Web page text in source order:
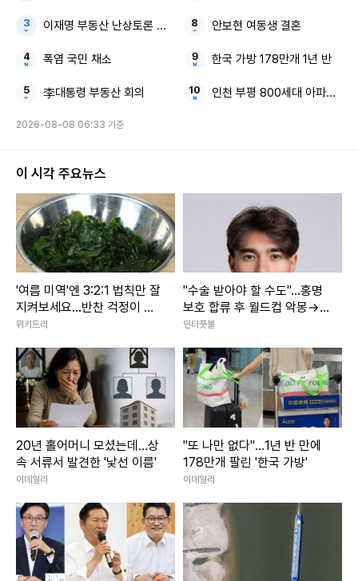
이재명 부동산 난상토론 최종 대책
폭염 국민 채소
李대통령 부동산 회의
안보현 여동생 결혼
한국 가방 178만개 1년 반
인천 부평 800세대 아파트 정
2026-08-08 06:33 기준
이 시각 주요뉴스
'여름 미역'엔 3:2:1 법칙만 잘
지켜보세요...반찬 걱정이 사
라집니다
위키트리
"수술 받아야 할 수도"...홍명
보호 합류 후 월드컵 악몽→
심각한 어깨 부상! 옌스, 지독
인터풋볼
20년 홀어머니 모셨는데…상
속 서류서 발견한 '낯선 이름'
이데일리
"또 나만 없다"…1년 반 만에
178만개 팔린 '한국 가방'
이데일리